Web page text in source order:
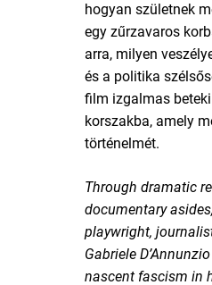
hogyan születnek
egy zűrzavaros
arra, milyen
és a politika
film izgalmas
korszakba, amely
történelmét.
Through dramatic
documentary
playwright,
Gabriele
nascent fascism in